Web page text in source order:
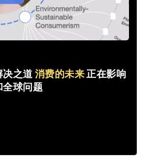
决之道消费的未来正在影响
全球问题